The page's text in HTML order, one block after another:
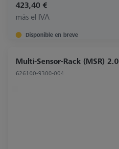
423,40 €
más el IVA
Disponible en breve
Multi-Sensor-Rack (MSR) 2.0
626100-9300-004